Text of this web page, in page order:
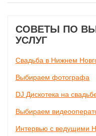
СОВЕТЫ ПО
УСЛУГ
Свадьба в Нижнем
Выбираем фотографа
DJ Дискотека на
Выбираем
Интервью с ведущими